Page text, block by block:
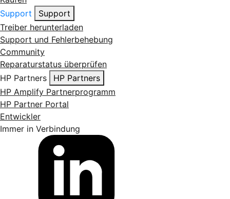
Support
Support
Treiber herunterladen
Support und Fehlerbehebung
Community
Reparaturstatus überprüfen
HP Partners
HP Partners
HP Amplify Partnerprogramm
HP Partner Portal
Entwickler
Immer in Verbindung